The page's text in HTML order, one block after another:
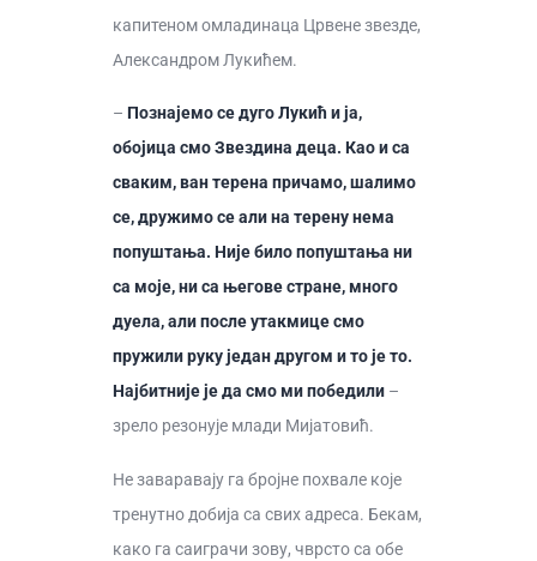
капитеном омладинаца Црвене звезде,
Александром Лукићем.
– Познајемо се дуго Лукић и ја,
обојица смо Звездина деца. Као и са
сваким, ван терена причамо, шалимо
се, дружимо се али на терену нема
попуштања. Није било попуштања ни
са моје, ни са његове стране, много
дуела, али после утакмице смо
пружили руку један другом и то је то.
Најбитније је да смо ми победили –
зрело резонује млади Мијатовић.
Не заваравају га бројне похвале које
тренутно добија са свих адреса. Бекам,
како га саиграчи зову, чврсто са обе